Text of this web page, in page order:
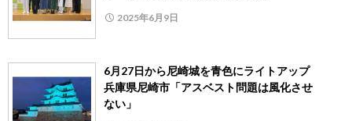
2025年6月9日
6月27日から尼崎城を青色にライトアップ
兵庫県尼崎市「アスベスト問題は風化させ
ない」